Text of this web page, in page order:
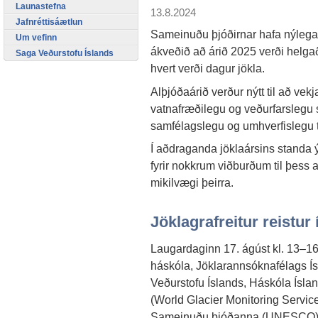
13.8.2024
Sameinuðu þjóðirnar hafa nýlega
ákveðið að árið 2025 verði
hvert verði dagur jökla.
Alþjóðaárið verður nýtt til að
vatnafræðilegu og veðurfarslegu
samfélagslegu og umhverfislegu
Í aðdraganda jöklaársins standa
fyrir nokkrum viðburðum til þess
mikilvægi þeirra.
Jöklagrafreitur reistur
Laugardaginn 17. ágúst kl.
háskóla, Jöklarannsóknafélags
Veðurstofu Íslands, Háskóla
(World Glacier Monitoring
Launastefna
Jafnréttisáætlun
Um vefinn
Saga Veðurstofu Íslands